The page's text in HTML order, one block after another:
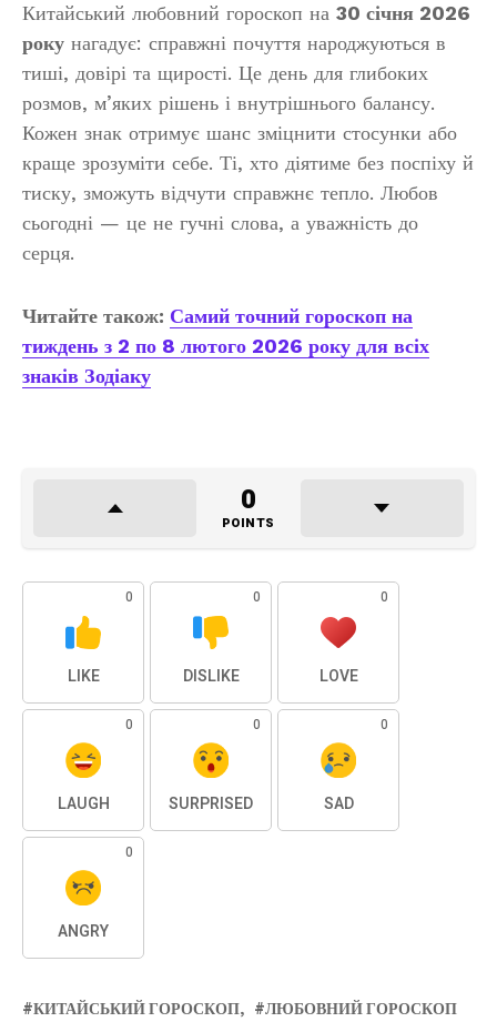
Китайський любовний гороскоп на 30 січня 2026
року нагадує: справжні почуття народжуються в
тиші, довірі та щирості. Це день для глибоких
розмов, м’яких рішень і внутрішнього балансу.
Кожен знак отримує шанс зміцнити стосунки або
краще зрозуміти себе. Ті, хто діятиме без поспіху й
тиску, зможуть відчути справжнє тепло. Любов
сьогодні — це не гучні слова, а уважність до
серця.
Читайте також: Самий точний гороскоп на
тиждень з 2 по 8 лютого 2026 року для всіх
знаків Зодіаку
0
POINTS
0
LIKE
0
DISLIKE
0
LOVE
0
LAUGH
0
SURPRISED
0
SAD
0
ANGRY
КИТАЙСЬКИЙ ГОРОСКОП ЛЮБОВНИЙ ГОРОСКОП